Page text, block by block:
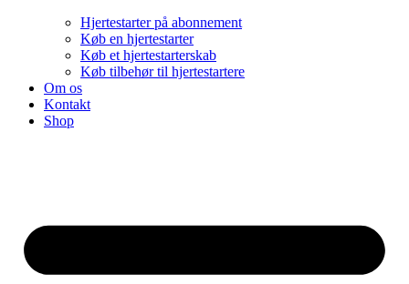
Hjertestarter på abonnement
Køb en hjertestarter
Køb et hjertestarterskab
Køb tilbehør til hjertestartere
Om os
Kontakt
Shop